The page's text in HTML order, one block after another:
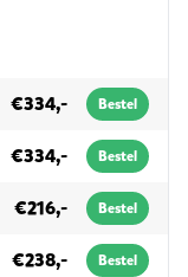
€334,- Bestel
€334,- Bestel
€216,- Bestel
€238,- Bestel